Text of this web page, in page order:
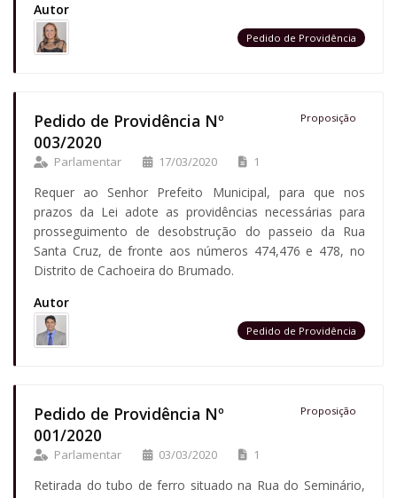
Autor
Pedido de Providência
Pedido de Providência Nº
003/2020
Proposição
Parlamentar 17/03/2020 1
Requer ao Senhor Prefeito Municipal, para que nos
prazos da Lei adote as providências necessárias para
prosseguimento de desobstrução do passeio da Rua
Santa Cruz, de fronte aos números 474,476 e 478, no
Distrito de Cachoeira do Brumado.
Autor
Pedido de Providência
Pedido de Providência Nº
001/2020
Proposição
Parlamentar 03/03/2020 1
Retirada do tubo de ferro situado na Rua do Seminário,